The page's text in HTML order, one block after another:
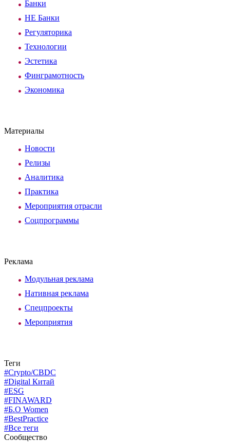
Банки
НЕ Банки
Регуляторика
Технологии
Эстетика
Финграмотность
Экономика
Материалы
Новости
Релизы
Аналитика
Практика
Мероприятия отрасли
Соцпрограммы
Реклама
Модульная реклама
Нативная реклама
Спецпроекты
Мероприятия
Теги
#Crypto/CBDC
#Digital Китай
#ESG
#FINAWARD
#Б.О Women
#BestPractice
#Все теги
Сообщество